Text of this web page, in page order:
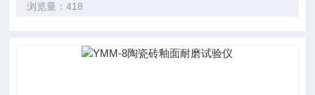
浏览量：418